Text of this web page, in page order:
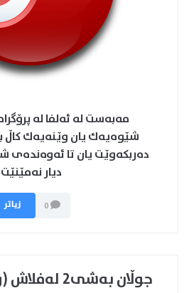
مه‌به‌ست له ئه‌لفا له‌
شێوه‌یه‌ك یان وێنه‌یه‌ك كاڵ
ده‌ربكه‌وێت یان تا ئه‌وه‌نده‌ی
دیار
زیاتر
جوڵان به‌شی2 له‌فلاش (وانه‌ی6 فلاش)